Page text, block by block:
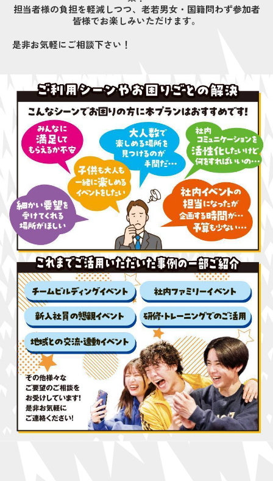
担当者様の負担を軽減しつつ、老若男女・国籍問わず参加者
皆様でお楽しみいただけます。
是非お気軽にご相談下さい！